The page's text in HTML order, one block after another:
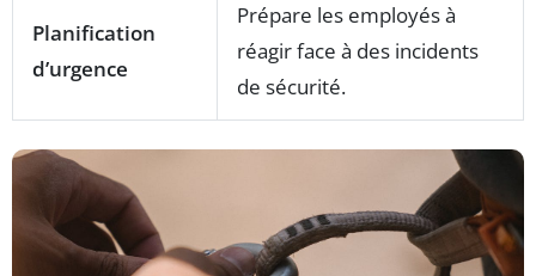
Planification
d’urgence
Prépare les employés à
réagir face à des incidents
de sécurité.